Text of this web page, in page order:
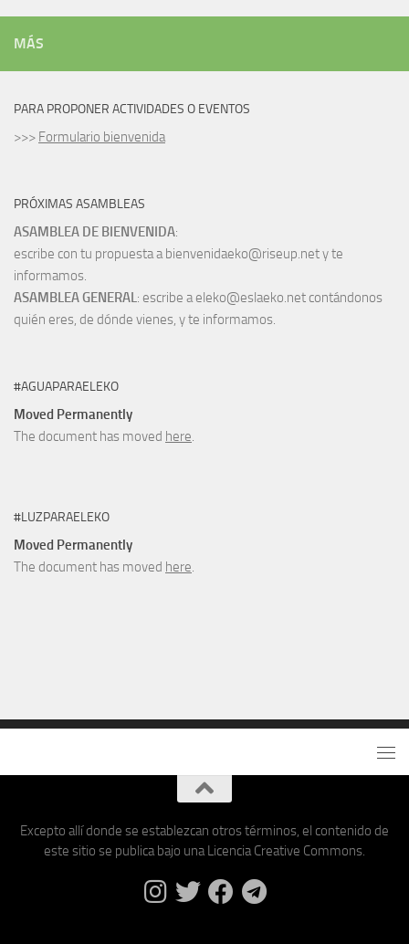
MÁS
PARA PROPONER ACTIVIDADES O EVENTOS
>>> Formulario bienvenida
PRÓXIMAS ASAMBLEAS
ASAMBLEA DE BIENVENIDA:
escribe con tu propuesta a bienvenidaeko@riseup.net y te
informamos.
ASAMBLEA GENERAL: escribe a eleko@eslaeko.net contándonos
quién eres, de dónde vienes, y te informamos.
#AGUAPARAELEKO
Moved Permanently
The document has moved here.
#LUZPARAELEKO
Moved Permanently
The document has moved here.
Excepto allí donde se establezcan otros términos, el contenido de
este sitio se publica bajo una Licencia Creative Commons.